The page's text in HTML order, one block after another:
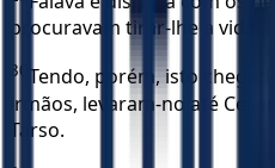
procuravam tirar-lhe a vida.
30 Tendo, porém, isto
irmãos, levaram-no até
Tarso.